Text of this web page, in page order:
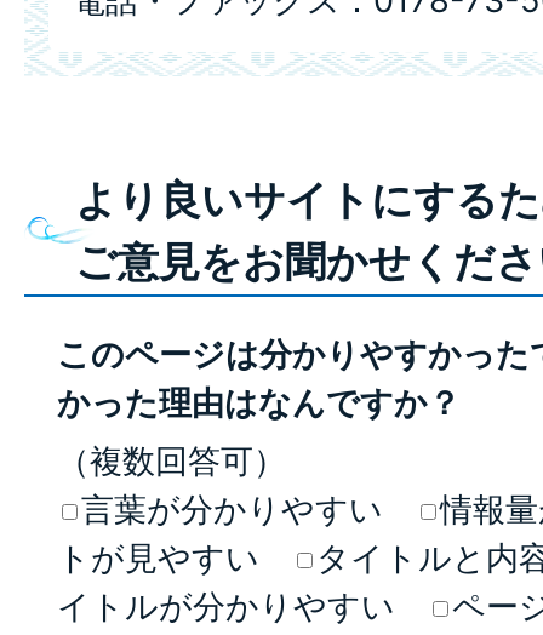
より良いサイトにする
ご意見をお聞かせくだ
このページは分かりやすかっ
かった理由はなんですか？
（複数回答可）
言葉が分かりやすい
情報
トが見やすい
タイトルと内
イトルが分かりやすい
ペー